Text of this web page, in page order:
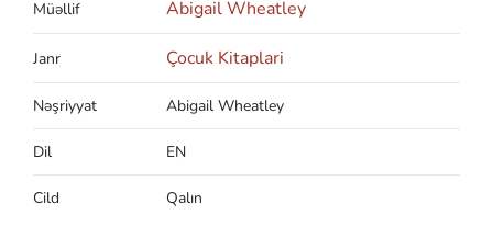
Müəllif Abigail Wheatley
Janr Çocuk Kitaplari
Nəşriyyat Abigail Wheatley
Dil EN
Cild Qalın